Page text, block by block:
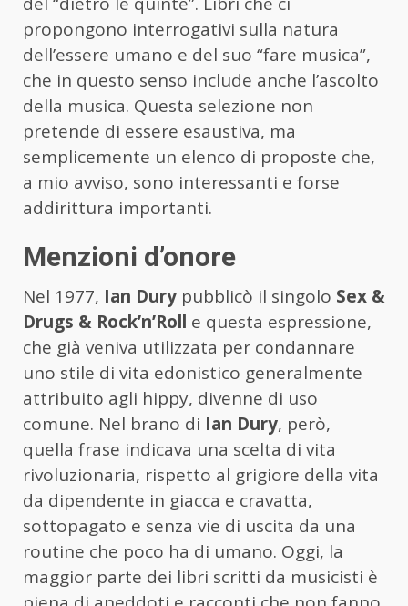
propongono interrogativi sulla natura
dell’essere umano e del suo “fare musica”,
che in questo senso include anche l’ascolto
della musica. Questa selezione non
pretende di essere esaustiva, ma
semplicemente un elenco di proposte che,
a mio avviso, sono interessanti e forse
addirittura importanti.
Menzioni d’onore
Nel 1977, Ian Dury pubblicò il singolo Sex &
Drugs & Rock’n’Roll e questa espressione,
che già veniva utilizzata per condannare
uno stile di vita edonistico generalmente
attribuito agli hippy, divenne di uso
comune. Nel brano di Ian Dury, però,
quella frase indicava una scelta di vita
rivoluzionaria, rispetto al grigiore della vita
da dipendente in giacca e cravatta,
sottopagato e senza vie di uscita da una
routine che poco ha di umano. Oggi, la
maggior parte dei libri scritti da musicisti è